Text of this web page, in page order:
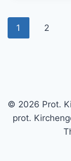
1 2
© 2026 Prot.
prot.